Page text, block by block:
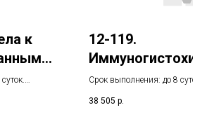
к
12-119.
кое
клинического
Срок выполнения: до 8 суток.
взятия биоматериала
38 505 р.